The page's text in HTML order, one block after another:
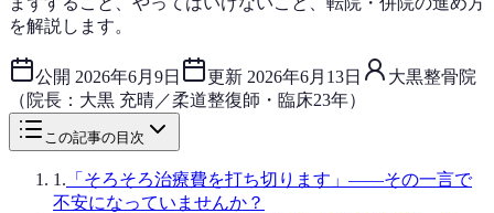
を解説します。
公開 2026年6月9日 更新 2026年6月13日
大黒整骨院
（院長：大黒 充晴／柔道整復師・臨床23年）
この記事の目次
1 . 「そろそろ治療費を打ち切ります」——その一言で
不安になっていませんか？